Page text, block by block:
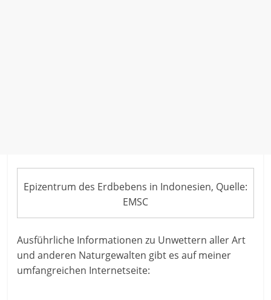
Epizentrum des Erdbebens in Indonesien, Quelle:
EMSC
Ausführliche Informationen zu Unwettern aller Art
und anderen Naturgewalten gibt es auf meiner
umfangreichen Internetseite: